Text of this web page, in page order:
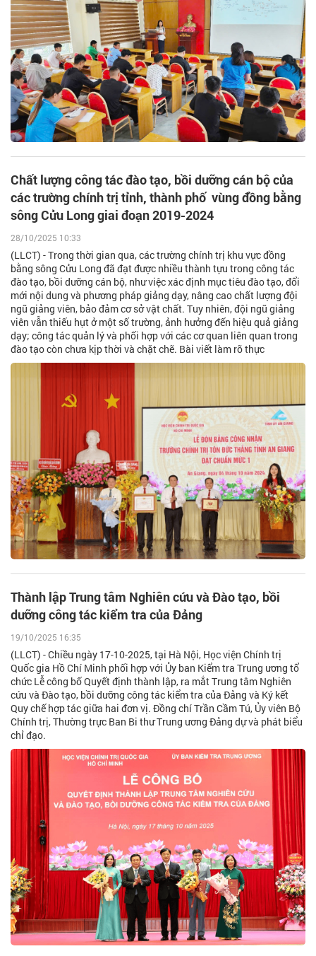
Chất lượng công tác đào tạo, bồi dưỡng cán bộ của
các trường chính trị tỉnh, thành phố vùng đồng bằng
sông Cửu Long giai đoạn 2019-2024
28/10/2025 10:33
(LLCT) - Trong thời gian qua, các trường chính trị khu vực đồng
bằng sông Cửu Long đã đạt được nhiều thành tựu trong công tác
đào tạo, bồi dưỡng cán bộ, như việc xác định mục tiêu đào tạo, đổi
mới nội dung và phương pháp giảng dạy, nâng cao chất lượng đội
ngũ giảng viên, bảo đảm cơ sở vật chất. Tuy nhiên, đội ngũ giảng
viên vẫn thiếu hụt ở một số trường, ảnh hưởng đến hiệu quả giảng
dạy; công tác quản lý và phối hợp với các cơ quan liên quan trong
đào tạo còn chưa kịp thời và chặt chẽ. Bài viết làm rõ thực
Thành lập Trung tâm Nghiên cứu và Đào tạo, bồi
dưỡng công tác kiểm tra của Đảng
19/10/2025 16:35
(LLCT) - Chiều ngày 17-10-2025, tại Hà Nội, Học viện Chính trị
Quốc gia Hồ Chí Minh phối hợp với Ủy ban Kiểm tra Trung ương tổ
chức Lễ công bố Quyết định thành lập, ra mắt Trung tâm Nghiên
cứu và Đào tạo, bồi dưỡng công tác kiểm tra của Đảng và Ký kết
Quy chế hợp tác giữa hai đơn vị. Đồng chí Trần Cầm Tú, Ủy viên Bộ
Chính trị, Thường trực Ban Bi thư Trung ương Đảng dự và phát biểu
chỉ đạo.